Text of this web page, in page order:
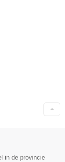
in de provincie